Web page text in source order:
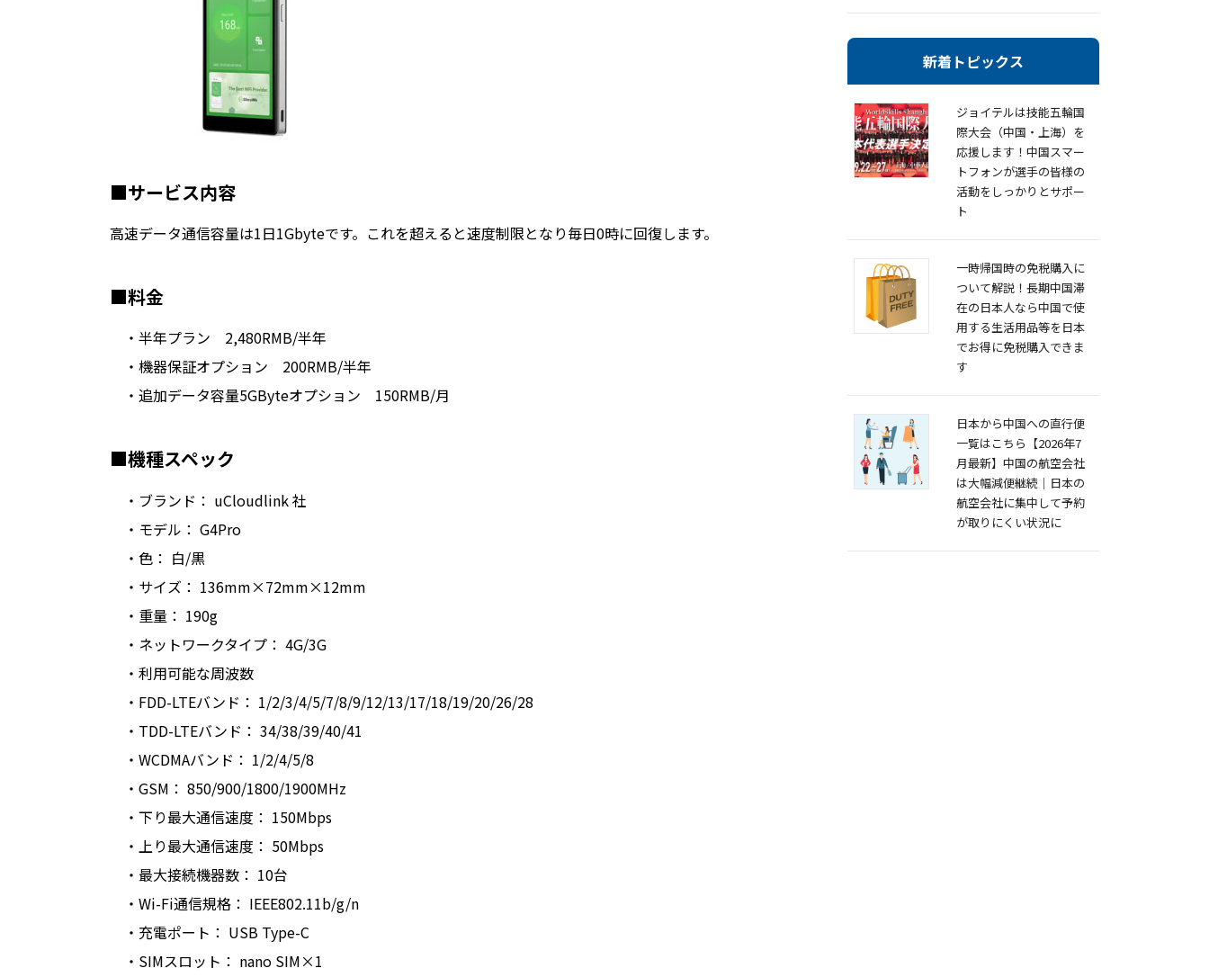
■サービス内容
高速データ通信容量は1日1Gbyteです。これを超えると速度制限となり毎日0時に回復します。
■料金
・半年プラン 2,480RMB/半年
・機器保証オプション 200RMB/半年
・追加データ容量5GByteオプション 150RMB/月
■機種スペック
・ブランド： uCloudlink 社
・モデル： G4Pro
・色： 白/黒
・サイズ： 136mm×72mm×12mm
・重量： 190g
・ネットワークタイプ： 4G/3G
・利用可能な周波数
・FDD-LTEバンド： 1/2/3/4/5/7/8/9/12/13/17/18/19/20/26/28
・TDD-LTEバンド： 34/38/39/40/41
・WCDMAバンド： 1/2/4/5/8
・GSM： 850/900/1800/1900MHz
・下り最大通信速度： 150Mbps
・上り最大通信速度： 50Mbps
・最大接続機器数： 10台
・Wi-Fi通信規格： IEEE802.11b/g/n
・充電ポート： USB Type-C
・SIMスロット： nano SIM×1
新着トピックス
ジョイテルは技能五輪国
際大会（中国・上海）を
応援します！中国スマー
トフォンが選手の皆様の
活動をしっかりとサポー
ト
一時帰国時の免税購入に
ついて解説！長期中国滞
在の日本人なら中国で使
用する生活用品等を日本
でお得に免税購入できま
す
日本から中国への直行便
一覧はこちら【2026年7
月最新】中国の航空会社
は大幅減便継続｜日本の
航空会社に集中して予約
が取りにくい状況に